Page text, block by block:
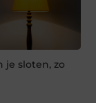
je sloten, zo